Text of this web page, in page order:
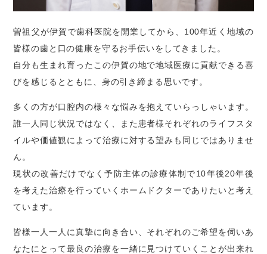
曽祖父が伊賀で歯科医院を開業してから、100年近く地域の
皆様の歯と口の健康を守るお手伝いをしてきました。
自分も生まれ育ったこの伊賀の地で地域医療に貢献できる喜
びを感じるとともに、身の引き締まる思いです。
多くの方が口腔内の様々な悩みを抱えていらっしゃいます。
誰一人同じ状況ではなく、また患者様それぞれのライフスタ
イルや価値観によって治療に対する望みも同じではありませ
ん。
現状の改善だけでなく予防主体の診療体制で10年後20年後
を考えた治療を行っていくホームドクターでありたいと考え
ています。
皆様一人一人に真摯に向き合い、それぞれのご希望を伺いあ
なたにとって最良の治療を一緒に見つけていくことが出来れ